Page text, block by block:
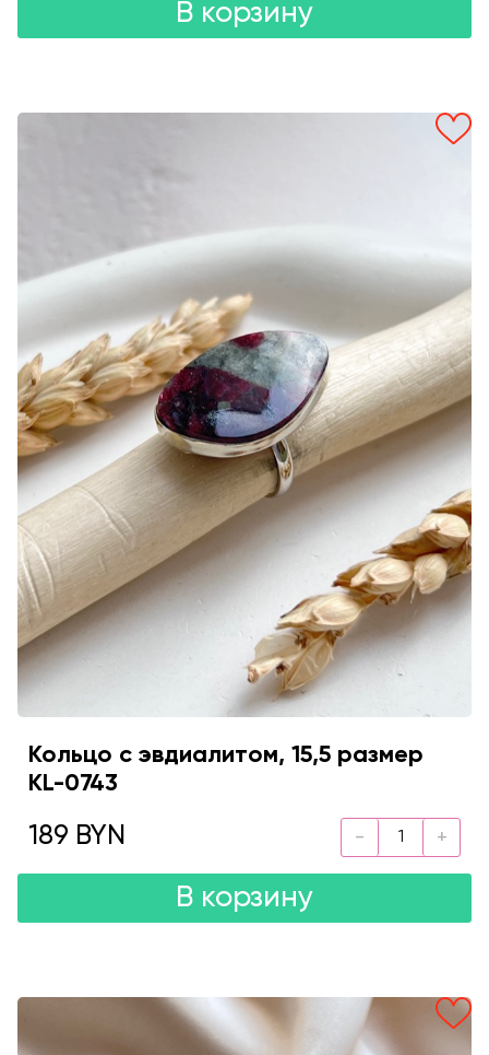
В корзину
Кольцо с эвдиалитом, 15,5 размер
KL-0743
189 BYN
В корзину